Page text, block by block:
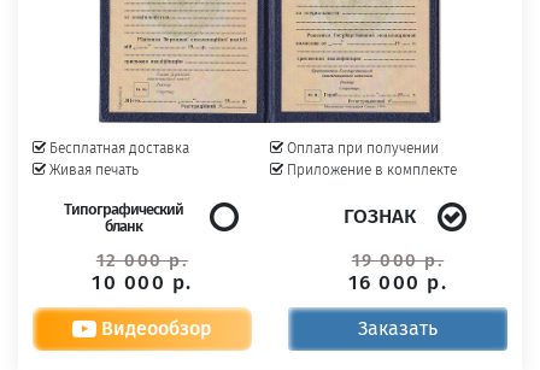
Бесплатная доставка
Живая печать
Оплата при получении
Приложение в комплекте
Типографический
бланк
12 000 р.
10 000 р.
ГОЗНАК
19 000 р.
16 000 р.
Видеообзор Заказать